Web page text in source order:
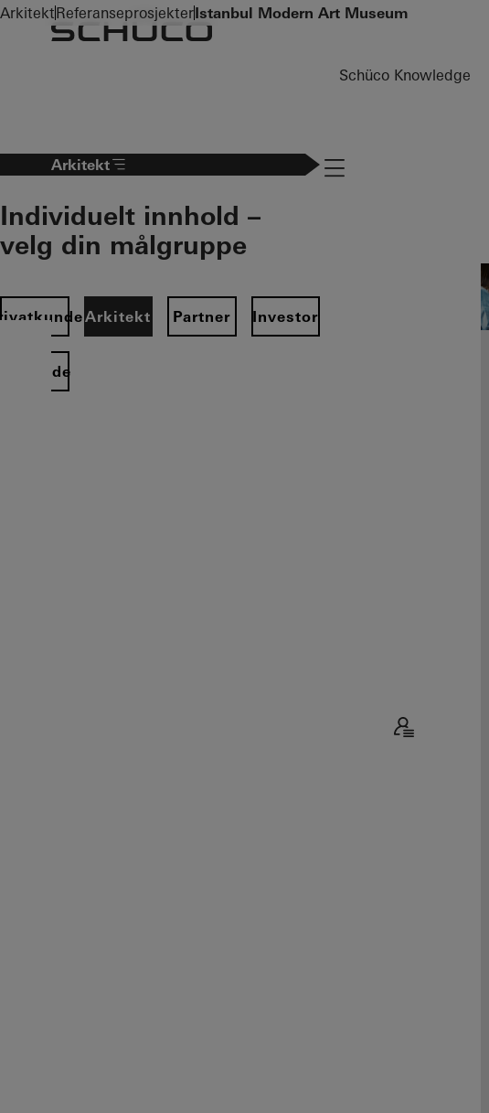
To the main content
Schüco Knowledge
Arkitekt
Individuelt innhold –
velg din målgruppe
Arkitekt Partner Investor
Navigation öffnen
ArkitektReferanseprosjekterIstanbul Modern Art Museum